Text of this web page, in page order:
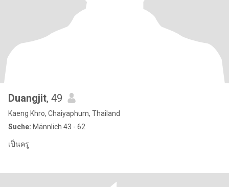
Duangjit, 49
Kaeng Khro, Chaiyaphum, Thailand
Suche: Männlich 43 - 62
เป็นครู